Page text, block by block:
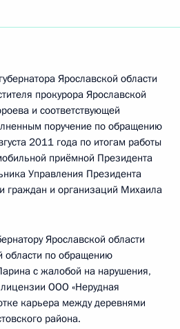
Ярославской области
прокурора Ярославской
и соответствующей
поручение по обращению
2011 года по итогам работы
приёмной Президента
Управления Президента
граждан и организаций Михаила
Ярославской области
области по обращению
с жалобой на нарушения,
ООО «Нерудная
карьера между деревнями
района.